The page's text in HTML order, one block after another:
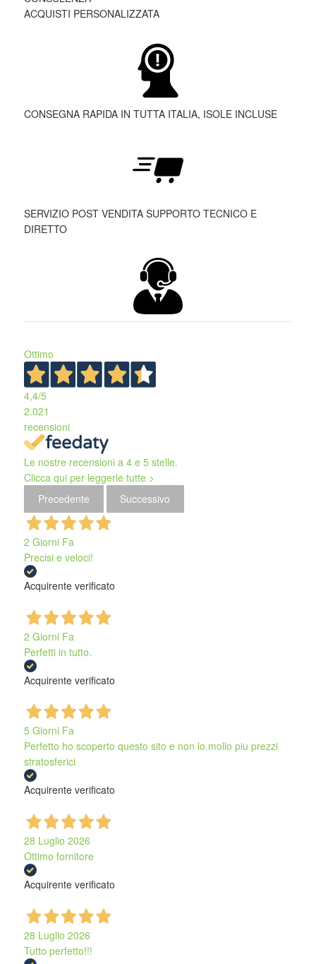
ACQUISTI PERSONALIZZATA
CONSEGNA RAPIDA IN TUTTA ITALIA, ISOLE INCLUSE
SERVIZIO POST VENDITA SUPPORTO TECNICO E
DIRETTO
Ottimo
4,4/5
2.021
recensioni
Le nostre recensioni a 4 e 5 stelle.
Clicca qui per leggerle tutte >
Precedente
Successivo
2 Giorni Fa
Precisi e veloci!
Acquirente verificato
2 Giorni Fa
Perfetti in tutto.
Acquirente verificato
5 Giorni Fa
Perfetto ho scoperto questo sito e non lo.mollo piu prezzi
stratosferici
Acquirente verificato
28 Luglio 2026
Ottimo fornitore
Acquirente verificato
28 Luglio 2026
Tutto perfetto!!!